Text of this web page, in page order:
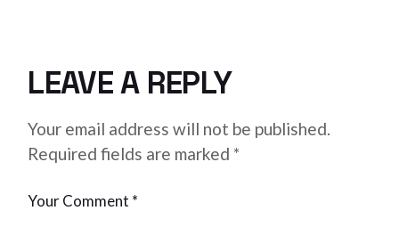
LEAVE A REPLY
Your email address will not be published.
Required fields are marked*